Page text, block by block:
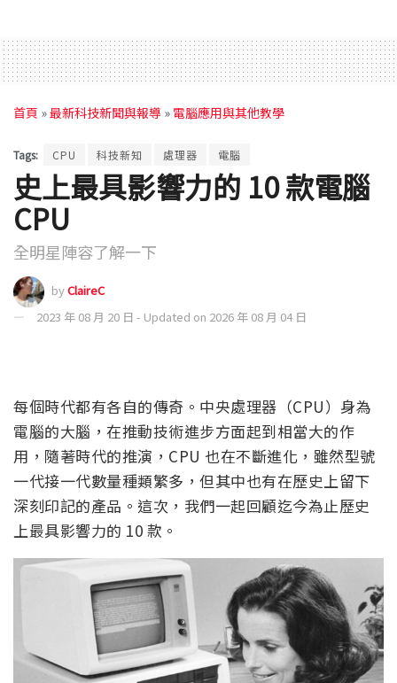
首頁 »最新科技新聞與報導 » 電腦應用與其他教學
Tags: CPU 科技新知 處理器 電腦
史上最具影響力的 10 款電腦
CPU
全明星陣容了解一下
byClaireC
2023 年 08 月 20 日 - Updated on 2026 年 08 月 04 日
每個時代都有各自的傳奇。中央處理器（CPU）身為
電腦的大腦，在推動技術進步方面起到相當大的作
用，隨著時代的推演，CPU 也在不斷進化，雖然型號
一代接一代數量種類繁多，但其中也有在歷史上留下
深刻印記的產品。這次，我們一起回顧迄今為止歷史
上最具影響力的 10 款。